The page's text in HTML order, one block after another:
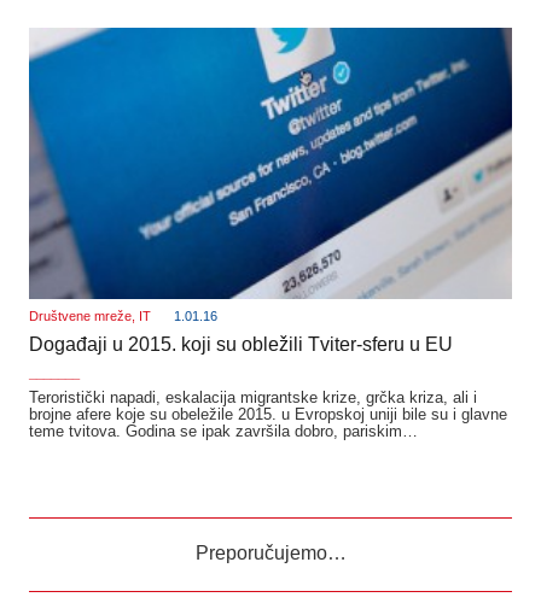
Društvene mreže IT 1.01.16
Događaji u 2015. koji su obležili Tviter-sferu u EU
Teroristički napadi, eskalacija migrantske krize, grčka kriza, ali i
brojne afere koje su obeležile 2015. u Evropskoj uniji bile su i glavne
teme tvitova. Godina se ipak završila dobro, pariskim…
Preporučujemo…